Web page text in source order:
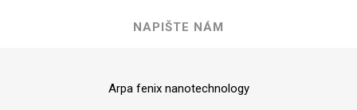
NAPIŠTE NÁM
Arpa fenix nanotechnology